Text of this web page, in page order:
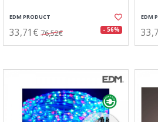
EDM PRODUCT
33,71€ 76,52€ - 56%
EDM